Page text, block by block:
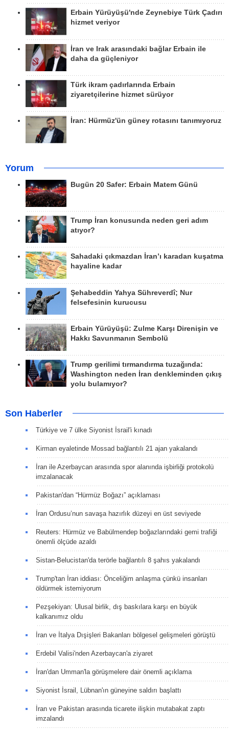
Erbain Yürüyüşü'nde Zeynebiye Türk Çadırı
hizmet veriyor
İran ve Irak arasındaki bağlar Erbain ile
daha da güçleniyor
Türk ikram çadırlarında Erbain
ziyaretçilerine hizmet sürüyor
İran: Hürmüz'ün güney rotasını tanımıyoruz
Yorum
Bugün 20 Safer: Erbain Matem Günü
Trump İran konusunda neden geri adım
atıyor?
Sahadaki çıkmazdan İran’ı karadan kuşatma
hayaline kadar
Şehabeddin Yahya Sühreverdî; Nur
felsefesinin kurucusu
Erbain Yürüyüşü: Zulme Karşı Direnişin ve
Hakkı Savunmanın Sembolü
Trump gerilimi tırmandırma tuzağında:
Washington neden İran denkleminden çıkış
yolu bulamıyor?
Son Haberler
Türkiye ve 7 ülke Siyonist İsrail'i kınadı
Kirman eyaletinde Mossad bağlantılı 21 ajan yakalandı
İran ile Azerbaycan arasında spor alanında işbirliği protokolü
imzalanacak
Pakistan'dan “Hürmüz Boğazı” açıklaması
İran Ordusu’nun savaşa hazırlık düzeyi en üst seviyede
Reuters: Hürmüz ve Babülmendep boğazlarındaki gemi trafiği
önemli ölçüde azaldı
Sistan-Belucistan'da terörle bağlantılı 8 şahıs yakalandı
Trump'tan İran iddiası: Önceliğim anlaşma çünkü insanları
öldürmek istemiyorum
Pezşekiyan: Ulusal birlik, dış baskılara karşı en büyük
kalkanımız oldu
İran ve İtalya Dışişleri Bakanları bölgesel gelişmeleri görüştü
Erdebil Valisi'nden Azerbaycan'a ziyaret
İran'dan Umman'la görüşmelere dair önemli açıklama
Siyonist İsrail, Lübnan'ın güneyine saldırı başlattı
İran ve Pakistan arasında ticarete ilişkin mutabakat zaptı
imzalandı